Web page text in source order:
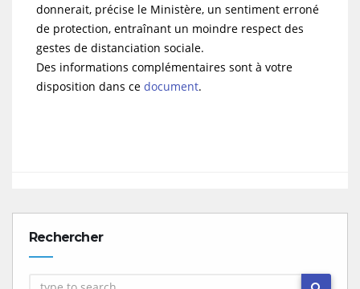
donnerait, précise le Ministère, un sentiment erroné
de protection, entraînant un moindre respect des
gestes de distanciation sociale.
Des informations complémentaires sont à votre
disposition dans ce document.
Rechercher